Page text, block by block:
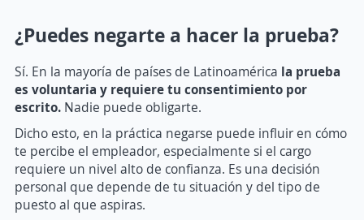
¿Puedes negarte a hacer la prueba?
Sí. En la mayoría de países de Latinoamérica la prueba
es voluntaria y requiere tu consentimiento por
escrito. Nadie puede obligarte.
Dicho esto, en la práctica negarse puede influir en cómo
te percibe el empleador, especialmente si el cargo
requiere un nivel alto de confianza. Es una decisión
personal que depende de tu situación y del tipo de
puesto al que aspiras.